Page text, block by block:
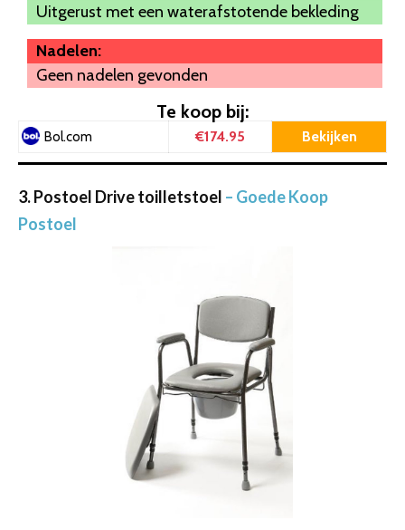
Uitgerust met een waterafstotende bekleding
Nadelen:
Geen nadelen gevonden
Te koop bij:
Bol.com €174.95 Bekijken
3. Postoel Drive toilletstoel – Goede Koop
Postoel